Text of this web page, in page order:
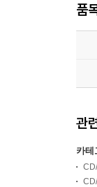
품
관
카테